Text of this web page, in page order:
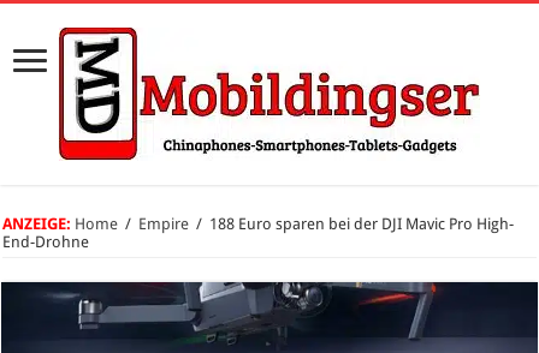
ANZEIGE: Home / Empire / 188 Euro sparen bei der DJI Mavic Pro High-
End-Drohne